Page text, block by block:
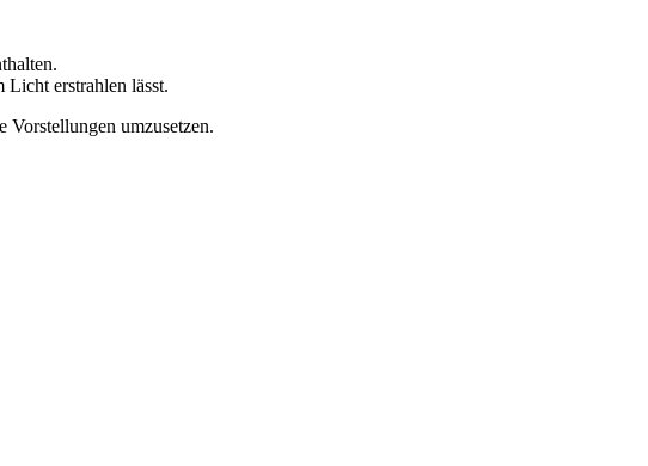
Licht erstrahlen lässt.
umzusetzen.